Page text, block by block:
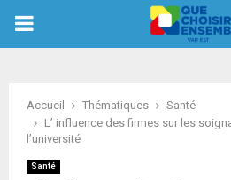
PRIMARY
Accueil Thématiques
Santé
L’ influence des firmes sur les
l’université
Santé